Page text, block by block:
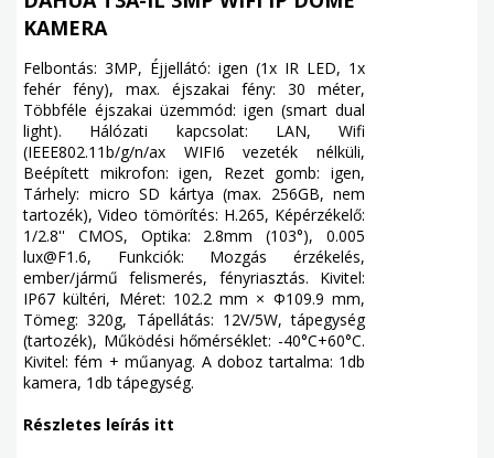
KAMERA
Felbontás: 3MP, Éjjellátó: igen (1x IR LED, 1x
fehér fény), max. éjszakai fény: 30 méter,
Többféle éjszakai üzemmód: igen (smart dual
light). Hálózati kapcsolat: LAN, Wifi
(IEEE802.11b/g/n/ax WIFI6 vezeték nélküli,
Beépített mikrofon: igen, Rezet gomb: igen,
Tárhely: micro SD kártya (max. 256GB, nem
tartozék), Video tömörítés: H.265, Képérzékelő:
1/2.8'' CMOS, Optika: 2.8mm (103°), 0.005
lux@F1.6, Funkciók: Mozgás érzékelés,
ember/jármű felismerés, fényriasztás. Kivitel:
IP67 kültéri, Méret: 102.2 mm × Φ109.9 mm,
Tömeg: 320g, Tápellátás: 12V/5W, tápegység
(tartozék), Működési hőmérséklet: -40°C+60°C.
Kivitel: fém + műanyag. A doboz tartalma: 1db
kamera, 1db tápegység.
Részletes leírás itt